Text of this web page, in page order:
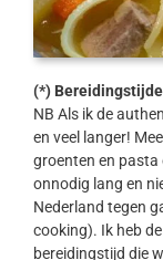
(*)
NB Als ik de
en veel langer!
groenten en pasta
onnodig lang en
Nederland tegen
cooking). Ik heb
bereidingstijd die